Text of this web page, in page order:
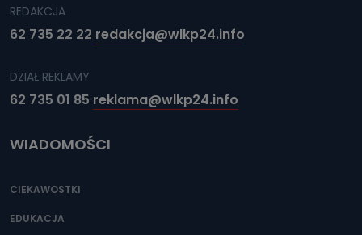
REDAKCJA
62 735 22 22 redakcja@wlkp24.info
DZIAŁ REKLAMY
62 735 01 85 reklama@wlkp24.info
WIADOMOŚCI
CIEKAWOSTKI
EDUKACJA